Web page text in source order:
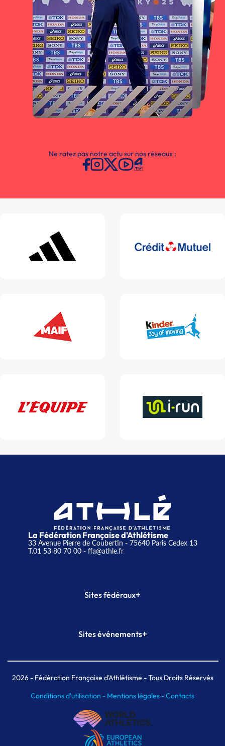
Ne ratez pas notre actu sur nos réseaux :
La Fédération Française d'Athlétisme
33 Avenue Pierre de Coubertin - 75640 Paris Cedex 13
T.01 53 80 70 00- ffa@athle.fr
Sites fédéraux+
Plateforme Formation
Sites événements+
Meeting de Paris indoor
MAIF Ekiden de Paris
2026- Fédération Française d'Athlétisme - Tous Droits Réservés
Conditions d'utilisation - Mentions légales -Contacts